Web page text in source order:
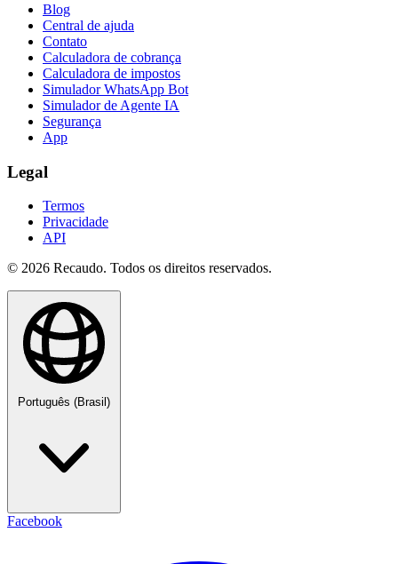
Blog
Central de ajuda
Contato
Calculadora de cobrança
Calculadora de impostos
Simulador WhatsApp Bot
Simulador de Agente IA
Segurança
App
Legal
Termos
Privacidade
API
© 2026 Recaudo. Todos os direitos reservados.
Português (Brasil)
Facebook